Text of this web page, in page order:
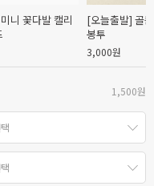
니 꽃다발 캘리
[오늘출발] 골든
봉투
3,000원
1,500원